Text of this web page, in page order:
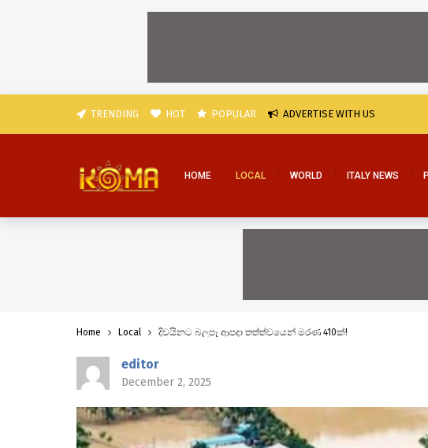
TRENDING HOT POPULAR ADVERTISE WITH US
HOME LOCAL WORLD ITALY NEWS
Home Local දිවයිනට බලපෑ ආපදා තත්ත්වයෙන් මරණ 410ක්!
editor
December 2, 2025